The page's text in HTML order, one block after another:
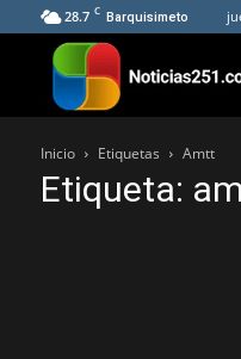
28.7 C Barquisimeto
Inicio Etiquetas Amtt
Etiqueta: